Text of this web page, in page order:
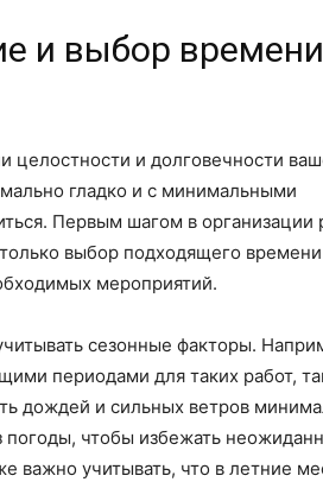
и выбор
и долговечности
гладко и с минимальными
Первым шагом в организации
выбор подходящего
мероприятий.
сезонные факторы.
периодами для таких работ,
дождей и сильных ветров
погоды, чтобы избежать
важно учитывать, что в летние